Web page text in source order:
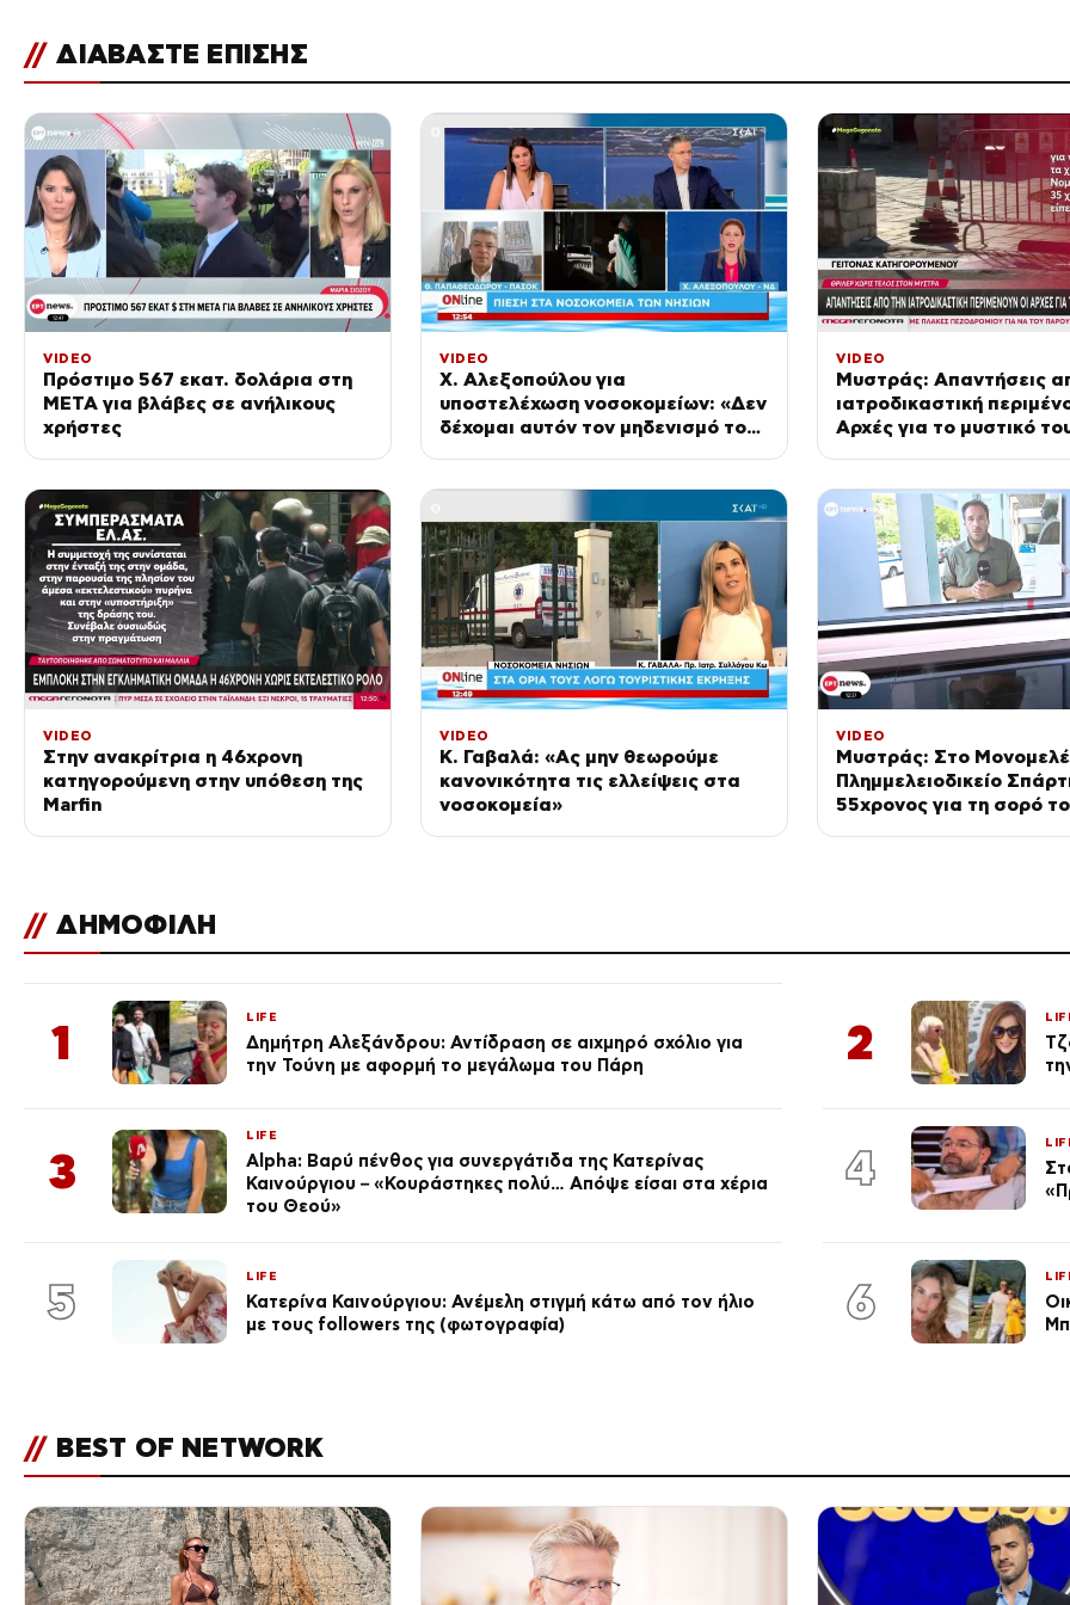
// ΔΙΑΒΑΣΤΕ ΕΠΙΣΗΣ
VIDEO
Πρόστιμο 567 εκατ. δολάρια στη
ΜΕΤΑ για βλάβες σε ανήλικους
χρήστες
VIDEO
Χ. Αλεξοπούλου για
υποστελέχωση νοσοκομείων: «Δεν
δέχομαι αυτόν τον μηδενισμό του
VIDEO
Μυστράς: Απαντήσεις
ιατροδικαστική
Αρχές για το μυστικό
VIDEO
Στην ανακρίτρια η 46χρονη
κατηγορούμενη στην υπόθεση της
Marfin
VIDEO
Κ. Γαβαλά: «Ας μην θεωρούμε
κανονικότητα τις ελλείψεις στα
νοσοκομεία»
VIDEO
Μυστράς: Στο
Πλημμελειοδικείο
55χρονος για τη σορό
// ΔΗΜΟΦΙΛΗ
1 LIFE
Δημήτρη Αλεξάνδρου: Αντίδραση σε αιχμηρό σχόλιο για
την Τούνη με αφορμή το μεγάλωμα του Πάρη
2
3
LIFE
Alpha: Βαρύ πένθος για συνεργάτιδα της Κατερίνας
Καινούργιου – «Κουράστηκες πολύ… Απόψε είσαι στα χέρια
του Θεού»
4
5 LIFE
Κατερίνα Καινούργιου: Ανέμελη στιγμή κάτω από τον ήλιο
με τους followers της (φωτογραφία)
6
// BEST OF NETWORK